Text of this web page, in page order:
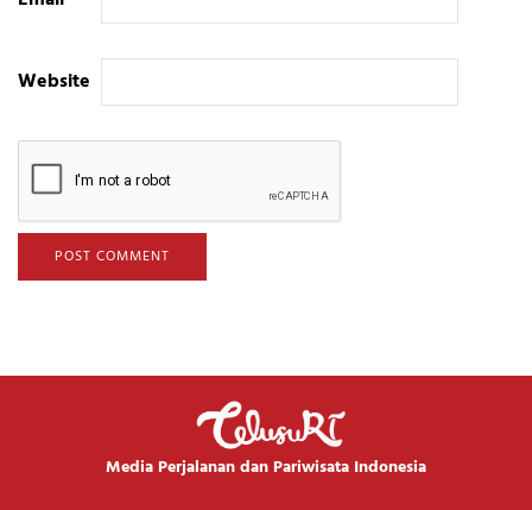
Website
Media Perjalanan dan Pariwisata Indonesia